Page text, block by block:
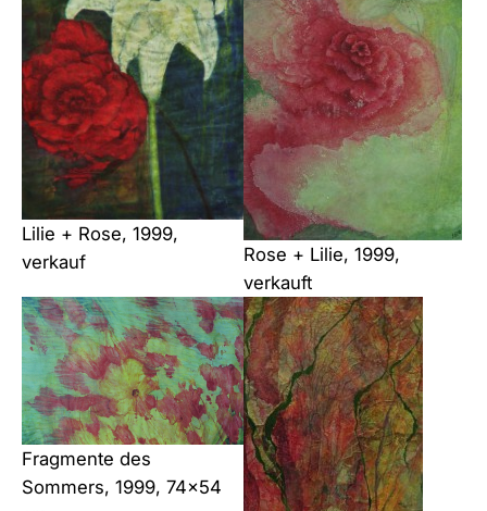
Lilie + Rose, 1999,
verkauf
Rose + Lilie, 1999,
verkauft
Fragmente des
Sommers, 1999, 74×54